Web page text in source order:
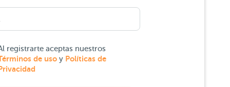
registrarte aceptas nuestros
de uso y Políticas de